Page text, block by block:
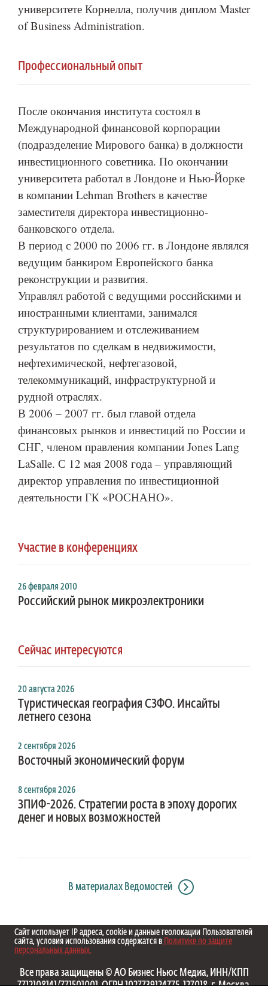
университете Корнелла, получив диплом Master
of Business Administration.
Профессиональный опыт
После окончания института состоял в
Международной финансовой корпорации
(подразделение Мирового банка) в должности
инвестиционного советника. По окончании
университета работал в Лондоне и Нью-Йорке
в компании Lehman Brothers в качестве
заместителя директора инвестиционно-
банковского отдела.
В период с 2000 по 2006 гг. в Лондоне являлся
ведущим банкиром Европейского банка
реконструкции и развития.
Управлял работой с ведущими российскими и
иностранными клиентами, занимался
структурированием и отслеживанием
результатов по сделкам в недвижимости,
нефтехимической, нефтегазовой,
телекоммуникаций, инфраструктурной и
рудной отраслях.
В 2006 – 2007 гг. был главой отдела
финансовых рынков и инвестиций по России и
СНГ, членом правления компании Jones Lang
LaSalle. С 12 мая 2008 года – управляющий
директор управления по инвестиционной
деятельности ГК «РОСНАНО».
Участие в конференциях
26 февраля 2010
Российский рынок микроэлектроники
Сейчас интересуются
20 августа 2026
Туристическая география СЗФО. Инсайты
летнего сезона
2 сентября 2026
Восточный экономический форум
8 сентября 2026
ЗПИФ-2026. Стратегии роста в эпоху дорогих
денег и новых возможностей
В материалах Ведомостей
Сайт использует IP адреса, cookie и данные геолокации Пользователей
сайта, условия использования содержатся в Политике по защите
персональных данных.
Все права защищены © АО Бизнес Ньюс Медиа, ИНН/КПП